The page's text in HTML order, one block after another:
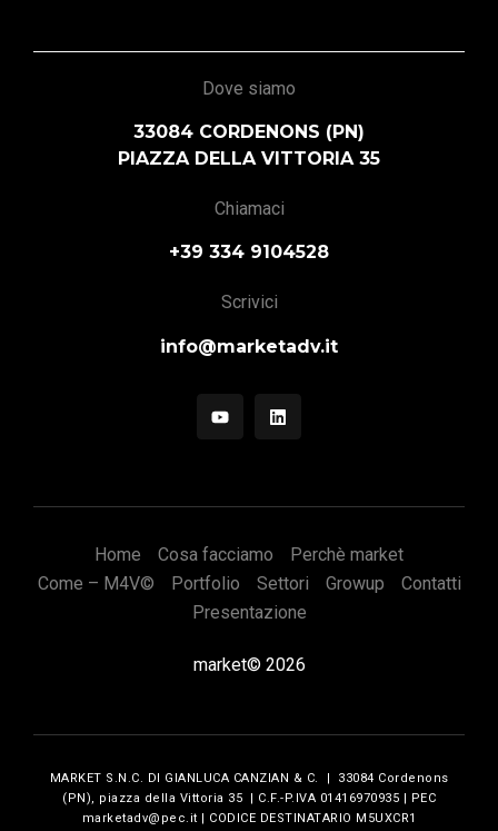
Dove siamo
33084 CORDENONS (PN)
PIAZZA DELLA VITTORIA 35
Chiamaci
+39 334 9104528
Scrivici
info@marketadv.it
Home Cosa facciamo
Perchè market
Come – M4V©
Portfolio Settori Growup
Contatti
Presentazione
market© 2026
MARKET S.N.C. DI GIANLUCA CANZIAN & C. | 33084 Cordenons
(PN), piazza della Vittoria 35 | C.F.-P.IVA 01416970935 | PEC
marketadv@pec.it | CODICE DESTINATARIO M5UXCR1